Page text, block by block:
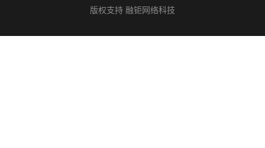
版权支持 融钜网络科技